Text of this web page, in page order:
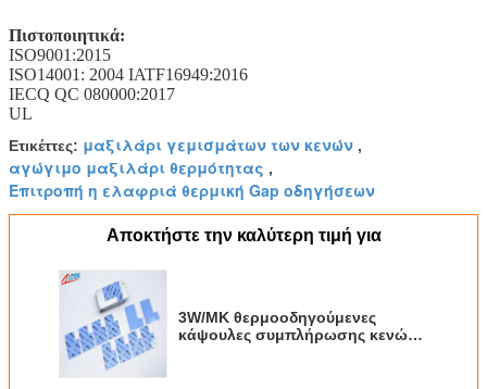
Πιστοποιητικά:
ISO9001:2015
ISO14001: 2004 IATF16949:2016
IECQ QC 080000:2017
UL
Ετικέττες: μαξιλάρι γεμισμάτων των κενών ,
αγώγιμο μαξιλάρι θερμότητας ,
Επιτροπή η ελαφριά θερμική Gap οδηγήσεων
Αποκτήστε την καλύτερη τιμή για
3W/MK θερμοοδηγούμενες
κάψουλες συμπλήρωσης κενών